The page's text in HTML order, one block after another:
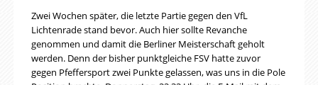
Zwei Wochen später, die letzte Partie gegen den VfL
Lichtenrade stand bevor. Auch hier sollte Revanche
genommen und damit die Berliner Meisterschaft geholt
werden. Denn der bisher punktgleiche FSV hatte zuvor
gegen Pfeffersport zwei Punkte gelassen, was uns in die Pole